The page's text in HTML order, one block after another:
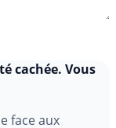
Vous